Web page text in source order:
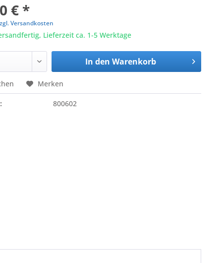
€ *
Versandkosten
Lieferzeit ca. 1-5 Werktage
In den Warenkorb
Merken
800602